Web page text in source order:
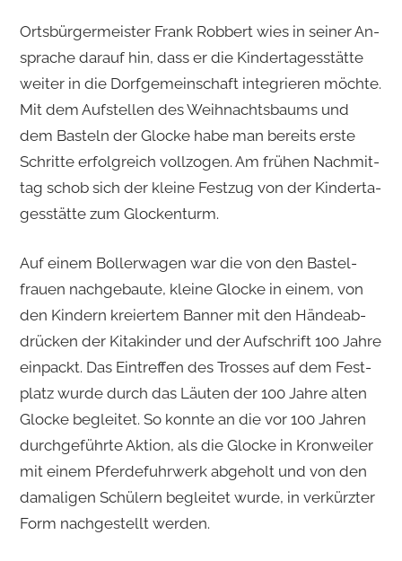
Orts­bür­ger­meis­ter Frank Rob­bert wies in sei­ner An­
spra­che dar­auf hin, dass er die Kin­der­ta­ges­stät­te
wei­ter in die Dorf­ge­mein­schaft in­te­grie­ren möch­te.
Mit dem Auf­stel­len des Weih­nachts­baums und
dem Bas­teln der Glo­cke habe man be­reits erste
Schrit­te er­folg­reich voll­zo­gen. Am frü­hen Nach­mit­
tag schob sich der klei­ne Fest­zug von der Kin­der­ta­
ges­stät­te zum Glo­cken­turm.
Auf einem Bol­ler­wa­gen war die von den Bas­tel­
frau­en nach­ge­bau­te, klei­ne Glo­cke in einem, von
den Kin­dern kre­iertem Ban­ner mit den Hän­de­ab­
drü­cken der Ki­ta­kin­der und der Auf­schrift 100 Jahre
ein­packt. Das Ein­tref­fen des Tros­ses auf dem Fest­
platz wurde durch das Läu­ten der 100 Jahre alten
Glo­cke be­glei­tet. So konn­te an die vor 100 Jah­ren
durch­ge­führ­te Ak­ti­on, als die Glo­cke in Kron­wei­ler
mit einem Pfer­de­fuhr­werk ab­ge­holt und von den
da­ma­li­gen Schü­lern be­glei­tet wurde, in ver­kürz­ter
Form nach­ge­stellt wer­den.